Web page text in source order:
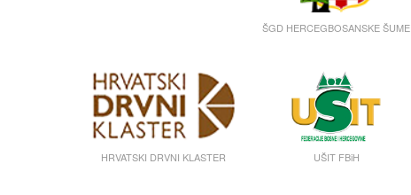
ŠGD HERCEGBOSANSKE ŠUME
HRVATSKI DRVNI KLASTER UŠIT FBiH